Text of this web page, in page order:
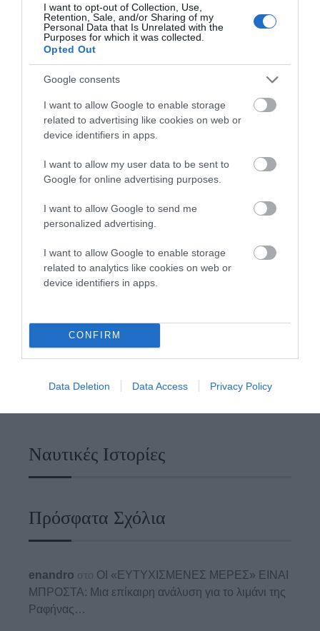
I want to opt-out of Collection, Use,
Retention, Sale, and/or Sharing of my
Personal Data that Is Unrelated with the
Purposes for which it was collected.
Opted Out
Google consents
I want to allow Google to enable storage
related to advertising like cookies on web or
device identifiers in apps.
I want to allow my user data to be sent to
Google for online advertising purposes.
I want to allow Google to send me
personalized advertising.
I want to allow Google to enable storage
related to analytics like cookies on web or
device identifiers in apps.
CONFIRM
Data Deletion Data Access Privacy Policy
ΟΡΜΟΣ ΚΟΡΘΙΟΥ: Όταν η
φωτογραφία γίνεται μνήμη
ΧΩΡΟΤΑΞΙΚΟ ΓΙΑ ΤΟΝ
ΤΟΥΡΙΣΜΟ: Η φέρουσα
ικανότητα στο επίκεντρο
08/08/2026
Ναυτικές Ιστορίες
Πρόσφατα Σχόλια
enandro στο ΟΙ «ΕΥΤΥΧΙΣΜΕΝΕΣ ΜΕΡΕΣ» ΕΙΝΑΙ
ΜΠΡΟΣΤΑ: Μια επίκαιρη ανάλυση για το λιμάνι της
Ραφήνας…